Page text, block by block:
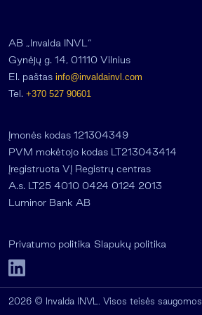
AB „Invalda INVL“
Gynėjų g. 14, 01110 Vilnius
El. paštas info@invaldainvl.com
Tel. +370 527 90601
Įmonės kodas 121304349
PVM mokėtojo kodas LT213043414
Įregistruota VĮ Registrų centras
A.s. LT25 4010 0424 0124 2013
Luminor Bank AB
Privatumo politika Slapukų politika
2026 © Invalda INVL. Visos teisės saugomos.